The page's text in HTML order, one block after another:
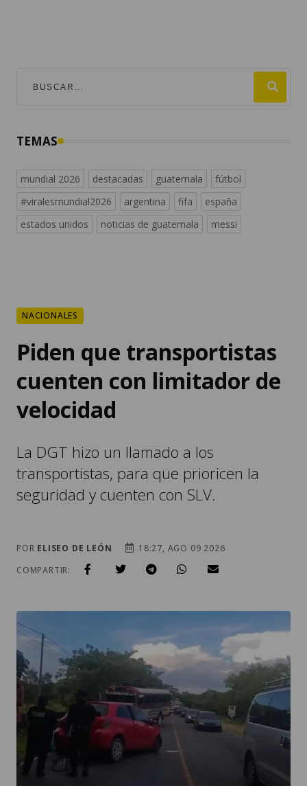
TEMAS
mundial 2026 destacadas guatemala
fútbol
#viralesmundial2026
argentina fifa
españa
estados unidos
noticias de guatemala messi
NACIONALES
Piden que transportistas
cuenten con limitador de
velocidad
La DGT hizo un llamado a los
transportistas, para que prioricen la
seguridad y cuenten con SLV.
POR ELISEO DE LEÓN
18:27, AGO 09 2026
COMPARTIR: